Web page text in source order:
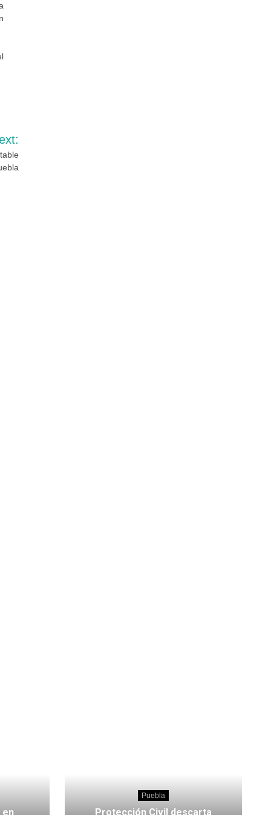
en
Puebla
Protección Civil descarta